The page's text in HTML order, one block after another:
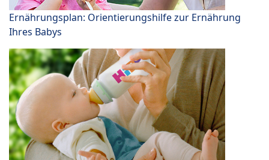
Ernährungsplan: Orientierungshilfe zur Ernährung
Ihres Babys